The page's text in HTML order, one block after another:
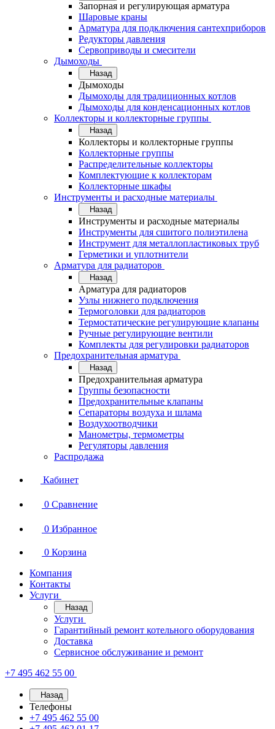
Запорная и регулирующая арматура
Шаровые краны
Арматура для подключения сантехприборов
Редукторы давления
Сервоприводы и смесители
Дымоходы
Назад
Дымоходы
Дымоходы для традиционных котлов
Дымоходы для конденсационных котлов
Коллекторы и коллекторные группы
Назад
Коллекторы и коллекторные группы
Коллекторные группы
Распределительные коллекторы
Комплектующие к коллекторам
Коллекторные шкафы
Инструменты и расходные материалы
Назад
Инструменты и расходные материалы
Инструменты для сшитого полиэтилена
Инструмент для металлопластиковых труб
Герметики и уплотнители
Арматура для радиаторов
Назад
Арматура для радиаторов
Узлы нижнего подключения
Термоголовки для радиаторов
Термостатические регулирующие клапаны
Ручные регулирующие вентили
Комплекты для регулировки радиаторов
Предохранительная арматура
Назад
Предохранительная арматура
Группы безопасности
Предохранительные клапаны
Сепараторы воздуха и шлама
Воздухоотводчики
Манометры, термометры
Регуляторы давления
Распродажа
Кабинет
0 Сравнение
0 Избранное
0 Корзина
Компания
Контакты
Услуги
Назад
Услуги
Гарантийный ремонт котельного оборудования
Доставка
Сервисное обслуживание и ремонт
+7 495 462 55 00
Назад
Телефоны
+7 495 462 55 00